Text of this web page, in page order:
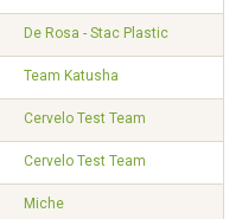
De Rosa - Stac Plastic
Team Katusha
Cervelo Test Team
Cervelo Test Team
Miche